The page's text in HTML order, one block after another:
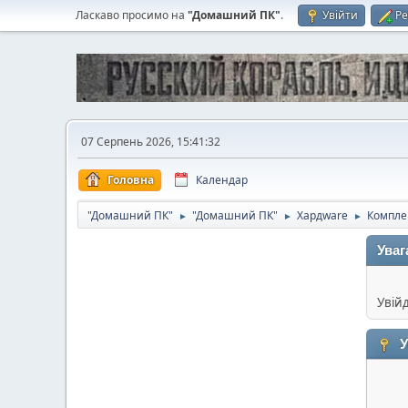
Ласкаво просимо на "Домашний ПК". Увійти
07 Серпень 2026, 15:41:32
Головна Календар
"Домашний ПК" ► "Домашний ПК" ► Хардware ►